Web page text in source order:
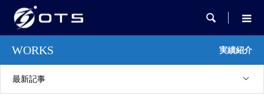

WORKS 実績紹介
最新記事